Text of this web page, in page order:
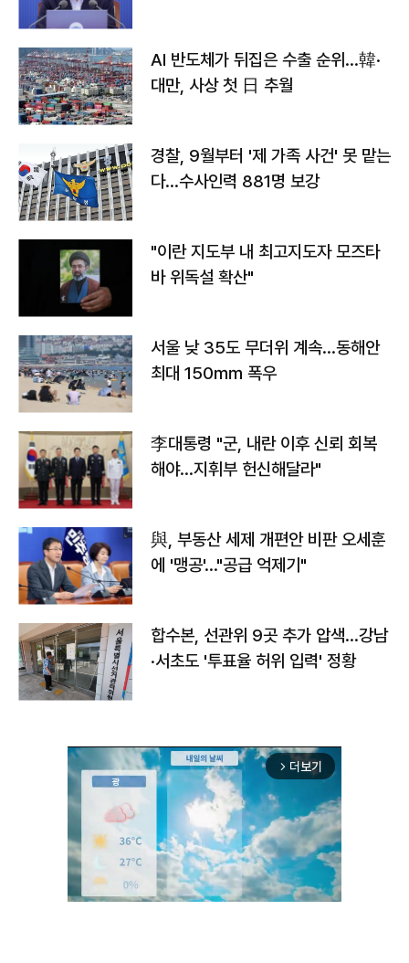
AI 반도체가 뒤집은 수출 순위…韓·
대만, 사상 첫 日 추월
경찰, 9월부터 '제 가족 사건' 못 맡는
다…수사인력 881명 보강
"이란 지도부 내 최고지도자 모즈타
바 위독설 확산"
서울 낮 35도 무더위 계속…동해안
최대 150㎜ 폭우
李대통령 "군, 내란 이후 신뢰 회복
해야…지휘부 헌신해달라"
與, 부동산 세제 개편안 비판 오세훈
에 '맹공'…"공급 억제기"
합수본, 선관위 9곳 추가 압색…강남
·서초도 '투표율 허위 입력' 정황
arrow_forward_ios 더보기